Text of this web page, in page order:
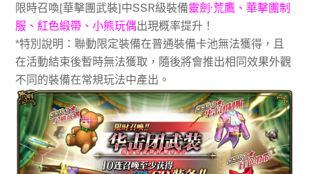
限時召喚[華擊團武裝]中SSR級裝備靈劍·荒鷹、華擊團制
服、紅色緞帶、小熊玩偶出現概率提升！
*特別說明：聯動限定裝備在普通裝備卡池無法獲得，且
在活動結束後暫時無法獲取，隨後將會推出相同效果外觀
不同的裝備在常規玩法中產出。